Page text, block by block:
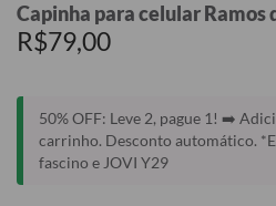
Capinha para celular Ramos
R$79,00
50% OFF: Leve 2, pague 1! ➡️
carrinho. Desconto automático.
fascino e JOVI Y29